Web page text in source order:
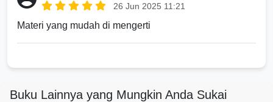
26 Jun 2025 11:21
Materi yang mudah di mengerti
Buku Lainnya yang Mungkin Anda Sukai